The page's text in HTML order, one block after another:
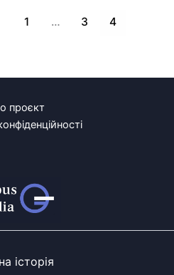
1 … 3 4
проєкт
історія